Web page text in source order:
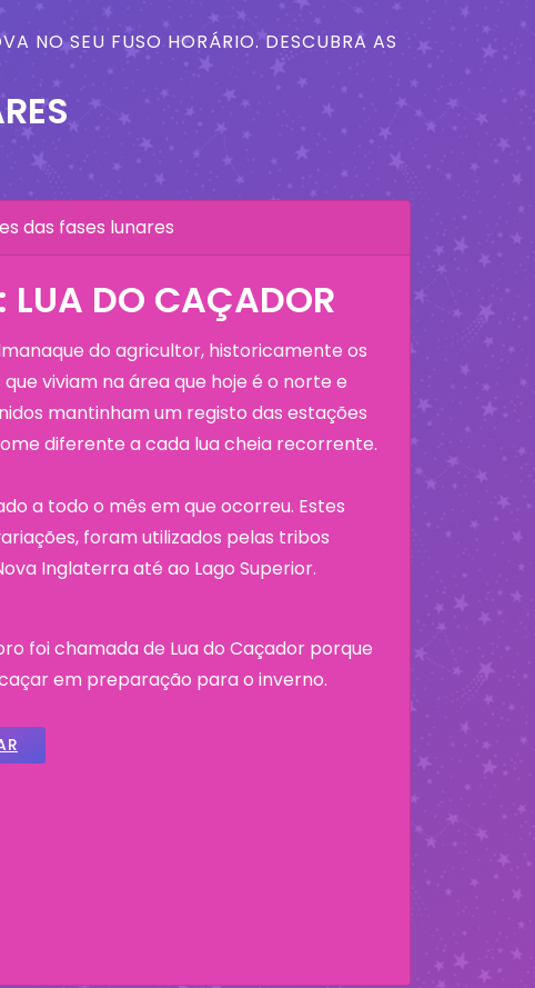
NO SEU FUSO HORÁRIO. DESCUBRA AS
das fases lunares
LUA DO CAÇADOR
do agricultor, historicamente os
viviam na área que hoje é o norte e
mantinham um registo das estações
diferente a cada lua cheia recorrente.
a todo o mês em que ocorreu. Estes
foram utilizados pelas tribos
Inglaterra até ao Lago Superior.
foi chamada de Lua do Caçador porque
em preparação para o inverno.